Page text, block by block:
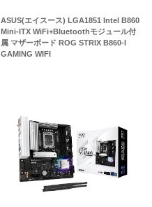
ASUS(エイスース) LGA1851 Intel B860
Mini-ITX WiFi+Bluetoothモジュール付
属 マザーボード ROG STRIX B860-I
GAMING WIFI